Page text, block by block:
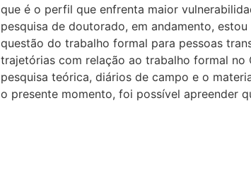
que é o perfil que enfrenta maior
pesquisa de doutorado, em andamento,
questão do trabalho formal para pessoas
trajetórias com relação ao trabalho formal no
pesquisa teórica, diários de campo e o
o presente momento, foi possível apreender